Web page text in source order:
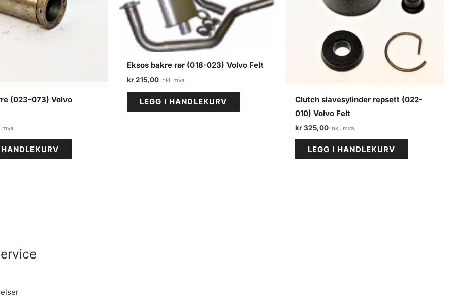
(023-073) Volvo
Eksos bakre rør (018-023) Volvo Felt
kr215,00
LEGG I HANDLEKURV
Clutch slavesylinder repsett (022-
010) Volvo Felt
kr325,00
LEGG I HANDLEKURV